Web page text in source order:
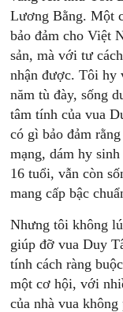
Lương Bằng. Một
bảo đảm cho Việt
sản, mà với tư
nhận được. Tôi hy
năm tù đày, sống
tâm tính của vua
có gì bảo đảm
mạng, dám hy
16 tuổi, vẫn còn
mang cấp bậc
Nhưng tôi không
giúp đỡ vua Duy
tính cách ràng
một cơ hội, với
của nhà vua